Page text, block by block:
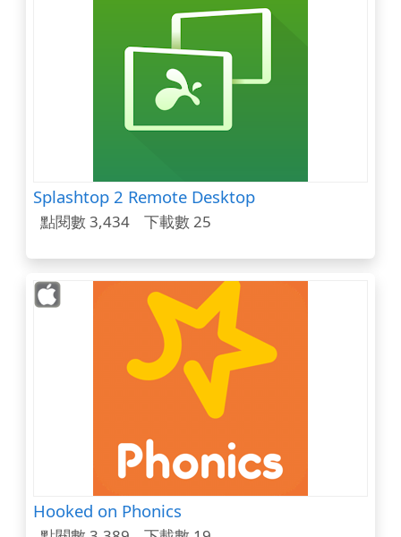
Splashtop 2 Remote Desktop
點閱數 3,434 下載數 25
Hooked on Phonics